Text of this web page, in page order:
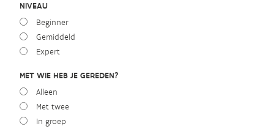
NIVEAU
Beginner
Gemiddeld
Expert
MET WIE HEB JE GEREDEN?
Alleen
Met twee
In groep